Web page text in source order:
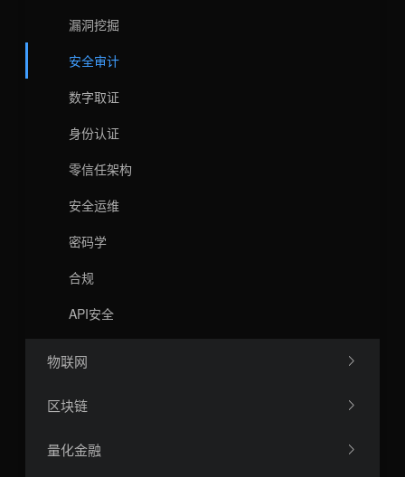
漏洞挖掘
安全审计
数字取证
身份认证
零信任架构
安全运维
密码学
合规
API安全
物联网
区块链
量化金融